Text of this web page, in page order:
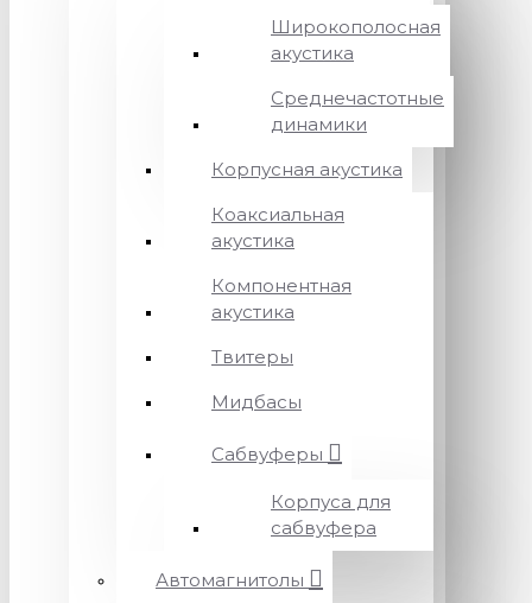
Широкополосная
акустика
Среднечастотные
динамики
Корпусная акустика
Коаксиальная
акустика
Компонентная
акустика
Твитеры
Мидбасы
Сабвуферы
Корпуса для
сабвуфера
Автомагнитолы